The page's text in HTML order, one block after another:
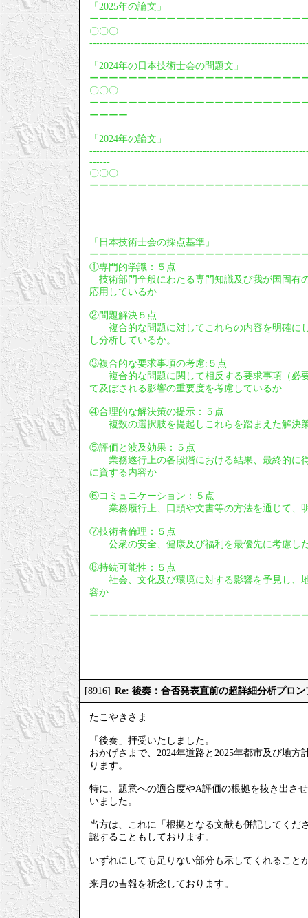
「2025年の論文」
ーーーーーーーーーーーーーーーーーーーーー
〇〇〇
「2024年の日本技術士会の問題文」
ーーーーーーーーーーーーーーーーーーーーー
〇〇〇
ーーーーーーーーーーーーーーーーーーーーー
ーーーー
「2024年の論文」
------
〇〇〇
ーーーーーーーーーーーーーーーーーーーーー
「日本技術士会の採点基準」
ーーーーーーーーーーーーーーーーーーーーー
①専門的学識：５点
技術部門全般にわたる専門知識及び我が国固有
応用しているか
②問題解決５点
複合的な問題に対してこれらの内容を明確に
し分析しているか。
③複合的な要求事項の考慮:５点
複合的な問題に関して相反する要求事項（必
て及ぼされる影響の重要度を考慮しているか
④合理的な解決策の提示：５点
複数の選択肢を提起しこれらを踏まえた解決
⑤評価と波及効果：５点
業務遂行上の各段階における結果、最終的に
に資する内容か
⑥コミュニケーション：５点
業務履行上、口頭や文書等の方法を通じて、
⑦技術者倫理：５点
公衆の安全、健康及び福利を最優先に考慮し
⑧持続可能性：５点
社会、文化及び環境に対する影響を予見し、
容か
ーーーーーーーーーーーーーーーーーーーーー
[8916] Re: 後奏：合否発表直前の超詳細分析プロ
たこやきさま
「後奏」拝受いたしました。
おかげさまで、2024年道路と2025年都市及び地
ります。
特に、題意への適合度やA評価の根拠を抜き出さ
いました。
当方は、これに「根拠となる文献も併記してく
認することもしております。
いずれにしても足りない部分も示してくれるこ
来月の吉報を祈念しております。